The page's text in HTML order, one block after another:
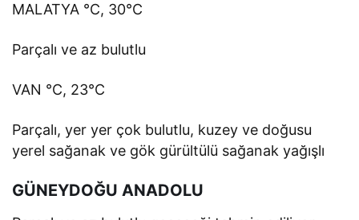
MALATYA °C, 30°C
Parçalı ve az bulutlu
VAN °C, 23°C
Parçalı, yer yer çok bulutlu, kuzey ve doğusu
yerel sağanak ve gök gürültülü sağanak yağışlı
GÜNEYDOĞU ANADOLU